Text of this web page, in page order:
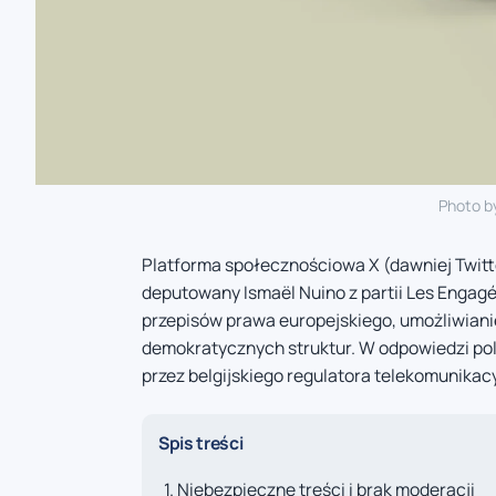
Photo
Platforma społecznościowa X (dawniej
deputowany Ismaël Nuino z partii Les
przepisów prawa europejskiego,
demokratycznych struktur. W odpowiedzi
przez belgijskiego regulatora
Spis treści
Niebezpieczne treści i brak moderacji